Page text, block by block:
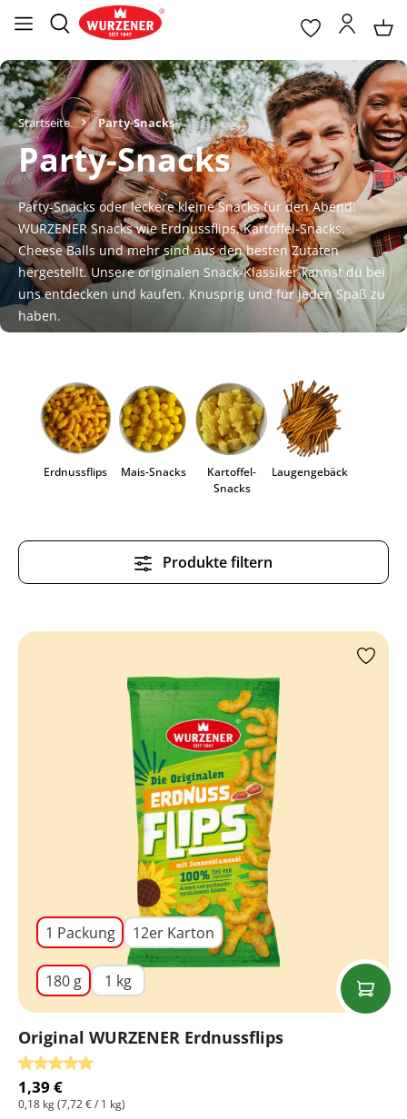
Startseite Party-Snacks
Party-Snacks
Party-Snacks oder leckere kleine Snacks für den Abend:
WURZENER Snacks wie Erdnussflips, Kartoffel-Snacks,
Cheese Balls und mehr sind aus den besten Zutaten
hergestellt. Unsere originalen Snack-Klassiker kannst du bei
uns entdecken und kaufen. Knusprig und für jeden Spaß zu
haben.
Erdnussflips Mais-Snacks
Kartoffel-
Snacks
Laugengebäck
Produkte filtern
1 Packung 12er Karton
180 g 1 kg
Original WURZENER Erdnussflips
Durchschnittliche Bewertung von 5 von 5 Sternen
1,39 €
0,18 kg(7,72 € / 1 kg)